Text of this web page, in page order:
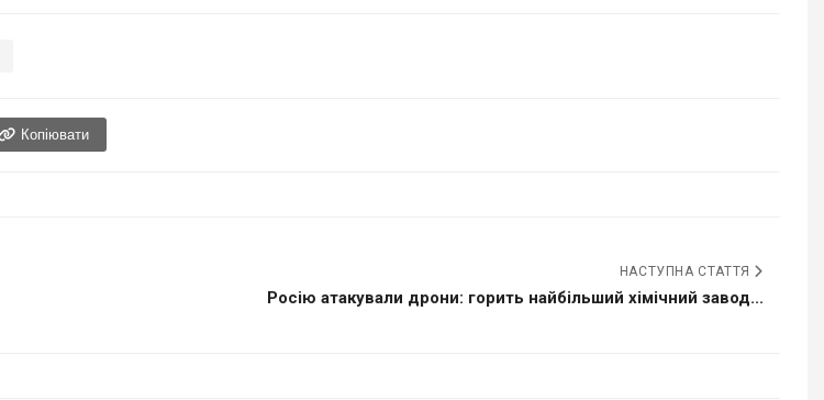
Копіювати
НАСТУПНА СТАТТЯ
Росію атакували дрони: горить найбільший хімічний завод...